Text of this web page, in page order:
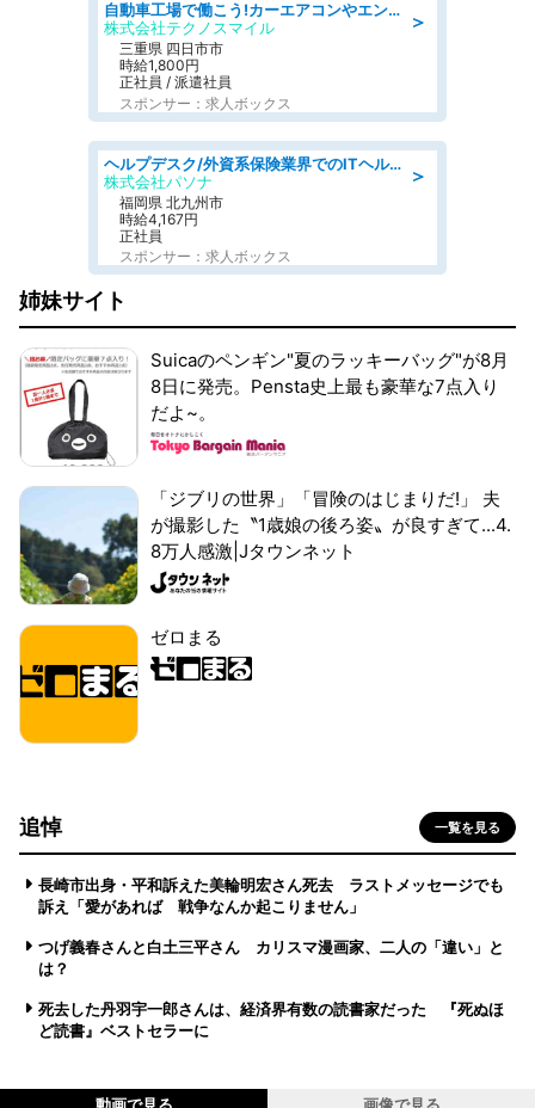
＞
自動車工場で働こう!カーエアコンやエンジンの製造・加工業務/寮完備 denso aichi
株式会社テクノスマイル
三重県 四日市市
時給1,800円
正社員 / 派遣社員
スポンサー：求人ボックス
＞
ヘルプデスク/外資系保険業界でのITヘルプデスク業務/駅近/即日勤務可/ヘルプデスク
株式会社パソナ
福岡県 北九州市
時給4,167円
正社員
スポンサー：求人ボックス
姉妹サイト
Suicaのペンギン"夏のラッキーバッグ"が8月
8日に発売。Pensta史上最も豪華な7点入り
だよ~。
「ジブリの世界」「冒険のはじまりだ!」 夫
が撮影した〝1歳娘の後ろ姿〟が良すぎて...4.
8万人感激|Jタウンネット
ゼロまる
追悼 一覧を見る
長崎市出身・平和訴えた美輪明宏さん死去 ラストメッセージでも
訴え「愛があれば 戦争なんか起こりません」
つげ義春さんと白土三平さん カリスマ漫画家、二人の「違い」と
は？
死去した丹羽宇一郎さんは、経済界有数の読書家だった 『死ぬほ
ど読書』ベストセラーに